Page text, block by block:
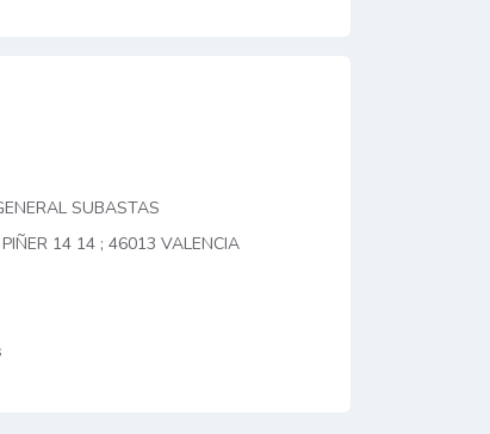
SUBASTAS
14 14 ; 46013 VALENCIA